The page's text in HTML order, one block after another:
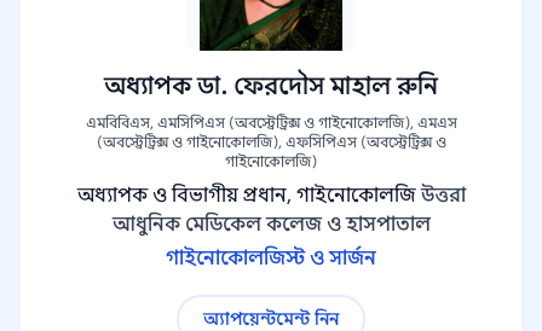
অধ্যাপক ডা. ফেরদৌস মাহাল রুনি
এমবিবিএস, এমসিপিএস (অবস্ট্রেট্রিক্স ও গাইনোকোলজি), এমএস
(অবস্ট্রেট্রিক্স ও গাইনোকোলজি), এফসিপিএস (অবস্ট্রেট্রিক্স ও
গাইনোকোলজি)
অধ্যাপক ও বিভাগীয় প্রধান, গাইনোকোলজি উত্তরা
আধুনিক মেডিকেল কলেজ ও হাসপাতাল
গাইনোকোলজিস্ট ও সার্জন
অ্যাপয়েন্টমেন্ট নিন